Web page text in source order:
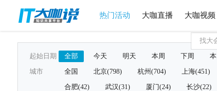
热门活动 大咖直播 大咖视频
起始日期 全部 今天 明天 本周 下周
城市 全国 北京(798) 杭州(704) 上海(451)
合肥(42) 武汉(31) 厦门(24) 长沙(22)